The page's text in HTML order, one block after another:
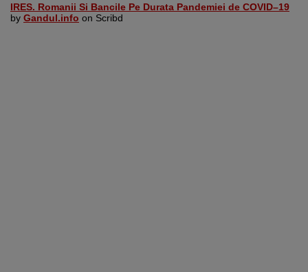
IRES. Romanii Si Bancile Pe Durata Pandemiei de COVID–19
by Gandul.info on Scribd